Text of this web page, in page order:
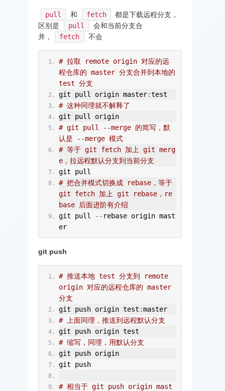
pull 和 fetch
都是下载远程分支，
区别是
pull
会和当前分支合
并，
fetch 不会
# 拉取 remote origin 对应的远
程仓库的 master 分支合并到本地的
test 分支
git pull origin master:test
# 这种同理就不解释了
git pull origin
# git pull --merge 的简写，默
认是 --merge 模式
# 等于 git fetch 加上 git merg
e，拉远程默认分支到当前分支
git pull
# 把合并模式切换成 rebase，等于
git fetch 加上 git rebase，re
base 后面进阶有介绍
git pull
-- rebase origin mast
er
git push
# 推送本地 test 分支到 remote
origin 对应的远程仓库的 master
分支
git push origin test :master
# 上面同理，推送到远程默认分支
git push origin test
# 缩写，同理，用默认分支
git push origin
git push
# 相当于 git push origin mast